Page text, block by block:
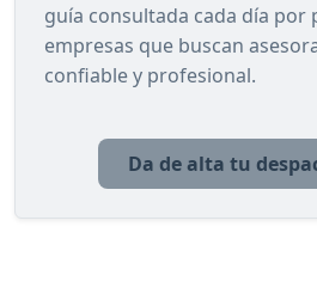
guía consultada cada día por
empresas que buscan
confiable y profesional.
Da de alta tu